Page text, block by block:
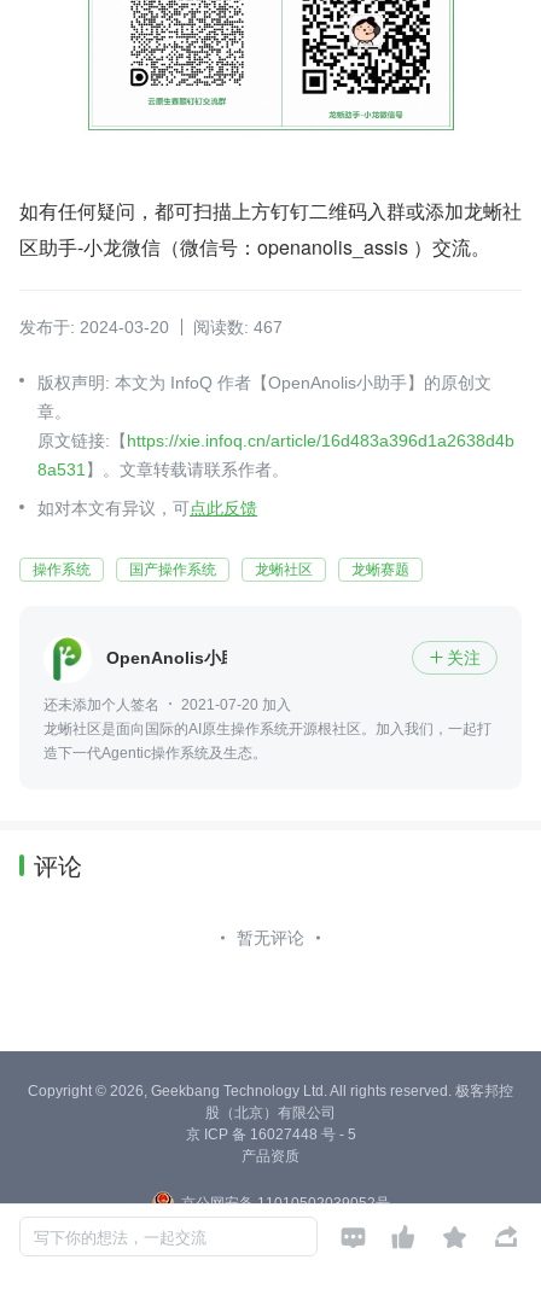
如有任何疑问，都可扫描上方钉钉二维码入群或添加龙蜥社
区助手-小龙微信（微信号：openanolis_assis ）交流。
发布于: 2024-03-20 阅读数: 467
版权声明: 本文为 InfoQ 作者【OpenAnolis小助手】的原创文
章。
原文链接:【https://xie.infoq.cn/article/16d483a396d1a2638d4b
8a531 】。文章转载请联系作者。
如对本文有异议，可点此反馈
操作系统 国产操作系统 龙蜥社区 龙蜥赛题
OpenAnolis小助手  关注
还未添加个人签名
2021-07-20 加入
龙蜥社区是面向国际的AI原生操作系统开源根社区。加入我们，一起打
造下一代Agentic操作系统及生态。
评论
暂无评论
写下你的想法，一起交流    
Copyright © 2026, Geekbang Technology Ltd. All rights reserved. 极客邦控
股（北京）有限公司
京 ICP 备 16027448 号 - 5
产品资质
京公网安备 11010502039052号